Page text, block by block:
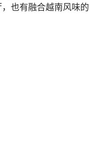
也有融合越南风味的